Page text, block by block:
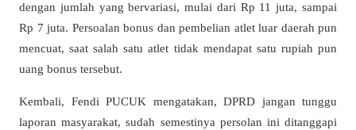
dengan jumlah yang bervariasi, mulai dari Rp 11 juta, sampai
Rp 7 juta. Persoalan bonus dan pembelian atlet luar daerah pun
mencuat, saat salah satu atlet tidak mendapat satu rupiah pun
uang bonus tersebut.
Kembali, Fendi PUCUK mengatakan, DPRD jangan tunggu
laporan masyarakat, sudah semestinya persolan ini ditanggapi